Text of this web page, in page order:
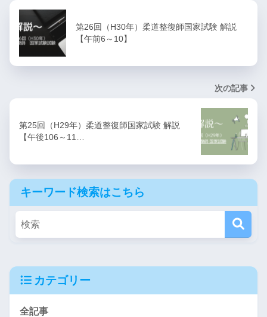
第26回（H30年）柔道整復師国家試験 解説
【午前6～10】
次の記事
第25回（H29年）柔道整復師国家試験 解説
【午後106～11…
キーワード検索はこちら
カテゴリー
全記事